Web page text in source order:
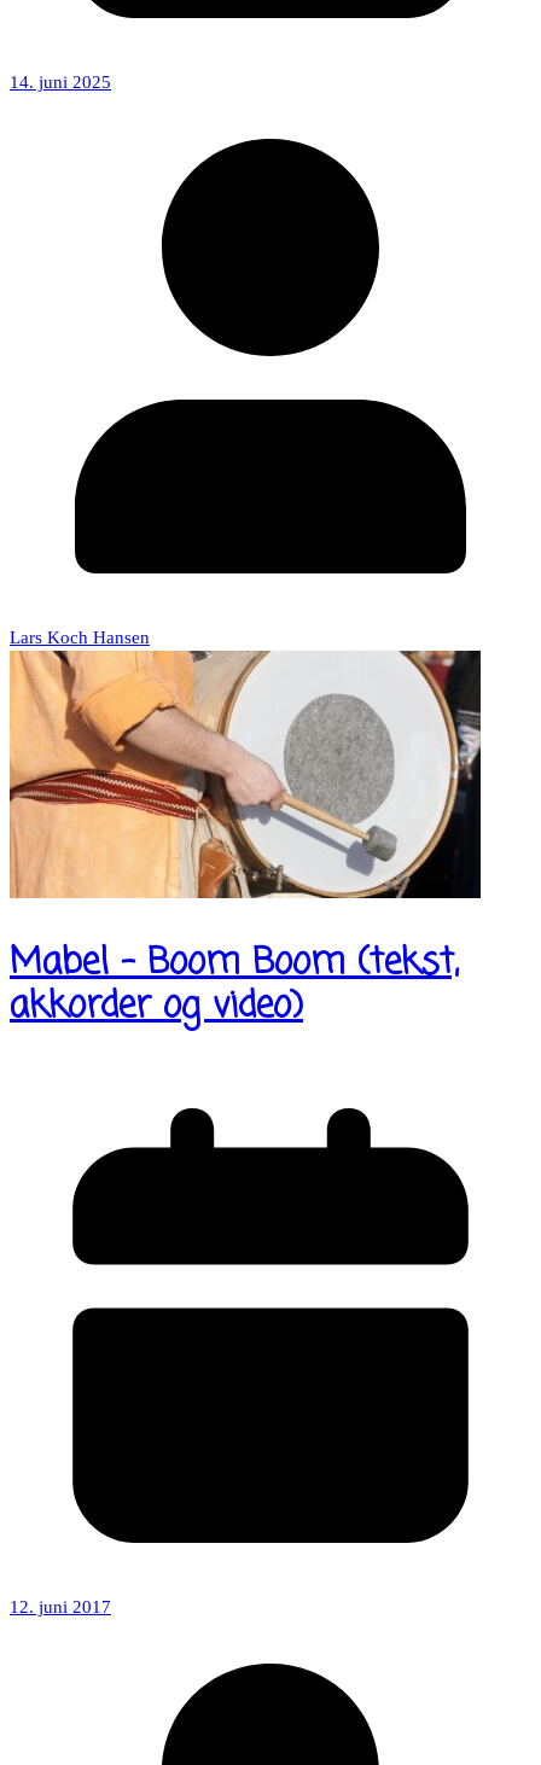
14. juni 2025
Lars Koch Hansen
Mabel – Boom Boom (tekst,
akkorder og video)
12. juni 2017